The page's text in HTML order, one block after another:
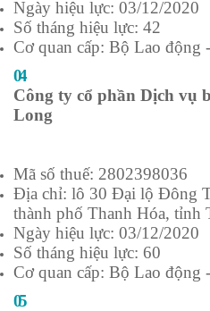
Ngày hiệu lực: 03/12/2020
Số tháng hiệu lực: 42
Cơ quan cấp: Bộ Lao
04
Công ty cổ phần Dịch vụ
Long
Mã số thuế: 2802398036
Địa chỉ: lô 30 Đại lộ Đông
thành phố Thanh Hóa, tỉnh
Ngày hiệu lực: 03/12/2020
Số tháng hiệu lực: 60
Cơ quan cấp: Bộ Lao
05